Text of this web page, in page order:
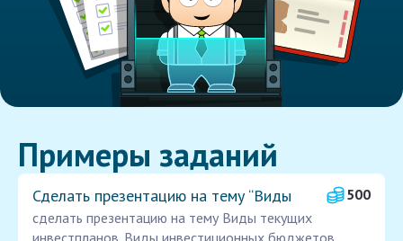
Примеры заданий
Сделать презентацию на тему “Виды
500
сделать презентацию на тему Виды текущих